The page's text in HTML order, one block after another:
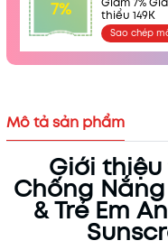
7%
thiểu 149K
Sao chép
Mô tả sản phẩm
Giới
Chống
& Trẻ Em